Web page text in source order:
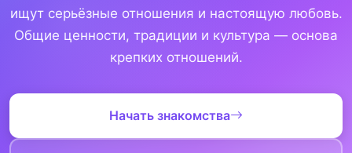
ищут серьёзные отношения и настоящую любовь.
Общие ценности, традиции и культура — основа
крепких отношений.
Начать знакомства